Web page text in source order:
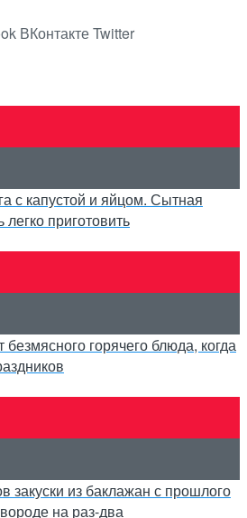
ВКонтактеTwitter
с капустой и яйцом. Сытная
легко приготовить
горячего блюда, когда
закуски из баклажан с прошлого
на раз-два